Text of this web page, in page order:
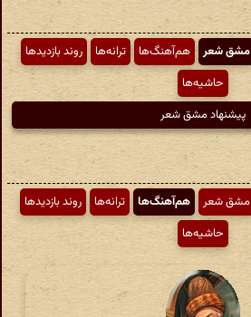
مشق شعر هم‌آهنگ‌ها ترانه‌ها
روند بازدیدها
حاشیه‌ها
پیشنهاد مشق شعر
مشق شعر هم‌آهنگ‌ها ترانه‌ها
روند بازدیدها
حاشیه‌ها